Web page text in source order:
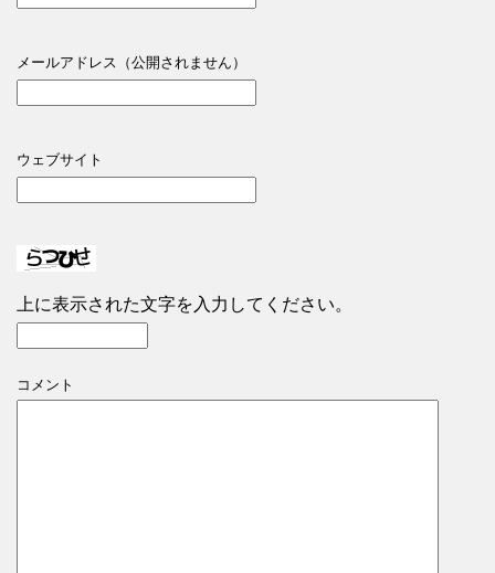
メールアドレス（公開されません）
ウェブサイト
上に表示された文字を入力してください。
コメント